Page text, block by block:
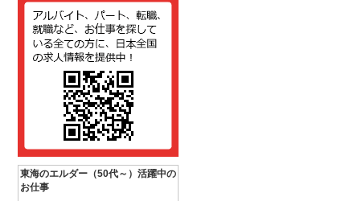
東海のエルダー（50代～）活躍中の
お仕事